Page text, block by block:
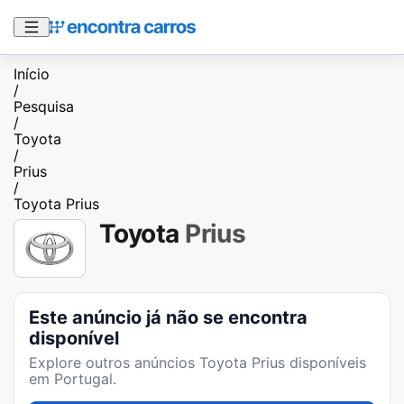
Início
/
Pesquisa
/
Toyota
/
Prius
/
Toyota Prius
Toyota Prius
Este anúncio já não se encontra
disponível
Explore outros anúncios Toyota Prius disponíveis
em Portugal.